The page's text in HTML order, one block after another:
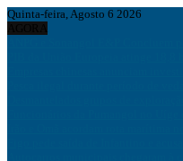
Quinta-feira, Agosto 6 2026